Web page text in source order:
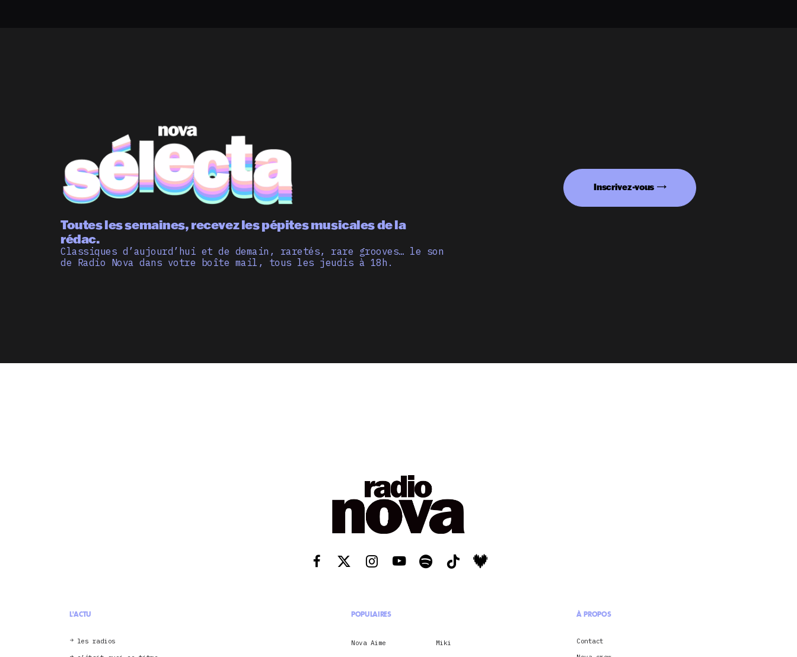
Toutes les semaines, recevez les pépites musicales de la
rédac.
Classiques d’aujourd’hui et de demain, raretés, rare grooves… le son
de Radio Nova dans votre boîte mail, tous les jeudis à 18h.
Inscrivez-vous
L'ACTU
les radios
POPULAIRES
Nova Aime Miki
À PROPOS
Contact